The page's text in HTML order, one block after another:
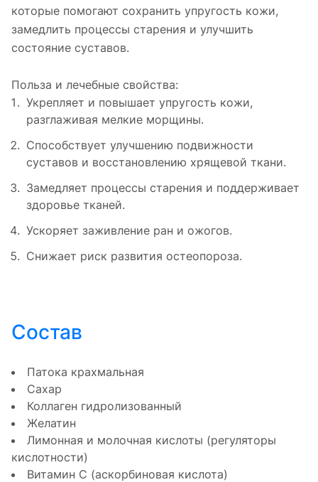
которые помогают сохранить упругость кожи,
замедлить процессы старения и улучшить
состояние суставов.
Польза и лечебные свойства:
Укрепляет и повышает упругость кожи,
разглаживая мелкие морщины.
Способствует улучшению подвижности
суставов и восстановлению хрящевой ткани.
Замедляет процессы старения и поддерживает
здоровье тканей.
Ускоряет заживление ран и ожогов.
Снижает риск развития остеопороза.
Состав
Патока крахмальная
Сахар
Коллаген гидролизованный
Желатин
Лимонная и молочная кислоты (регуляторы
кислотности)
Витамин С (аскорбиновая кислота)